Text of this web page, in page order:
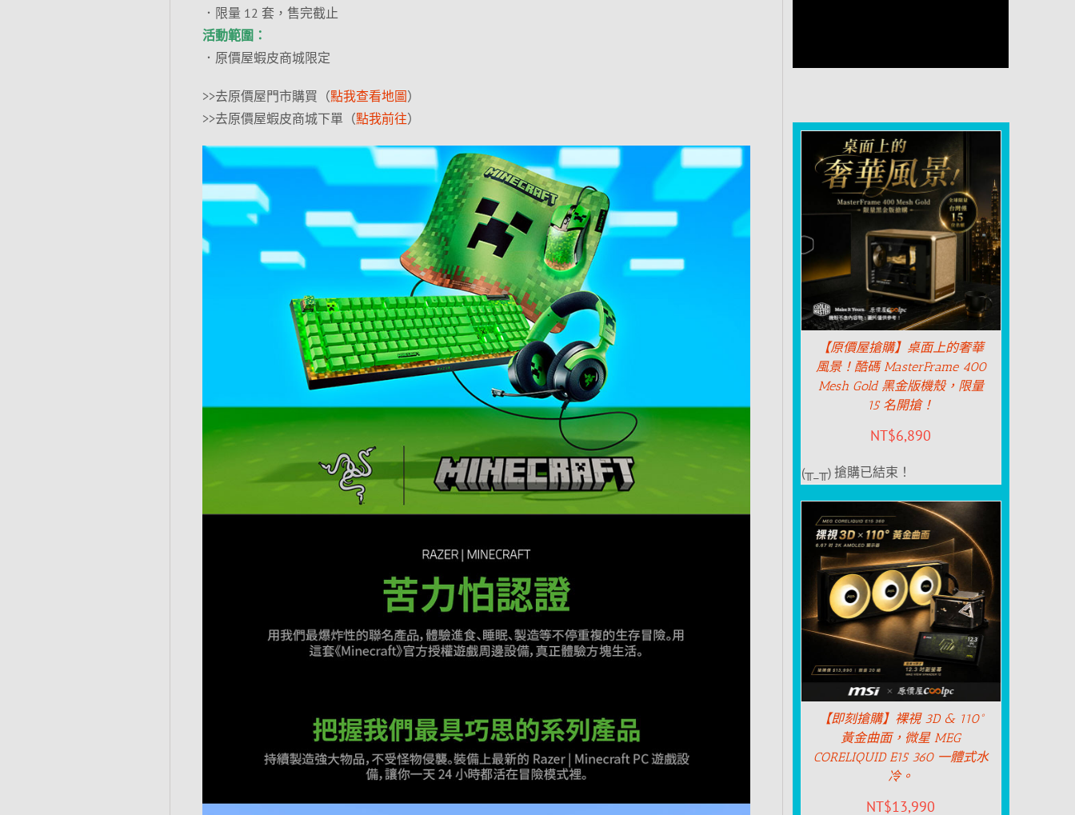
．限量 12 套，售完截止
活動範圍：
．原價屋蝦皮商城限定
>>去原價屋門市購買（點我查看地圖）
>>去原價屋蝦皮商城下單（點我前往）
【原價屋搶購】桌面上的奢華
風景！酷碼 MasterFrame 400
Mesh Gold 黑金版機殼，限量
15 名開搶！
NT$6,890
(╥_╥) 搶購已結束！
【即刻搶購】裸視 3D & 110°
黃金曲面，微星 MEG
CORELIQUID E15 360 一體式水
冷。
NT$13,990